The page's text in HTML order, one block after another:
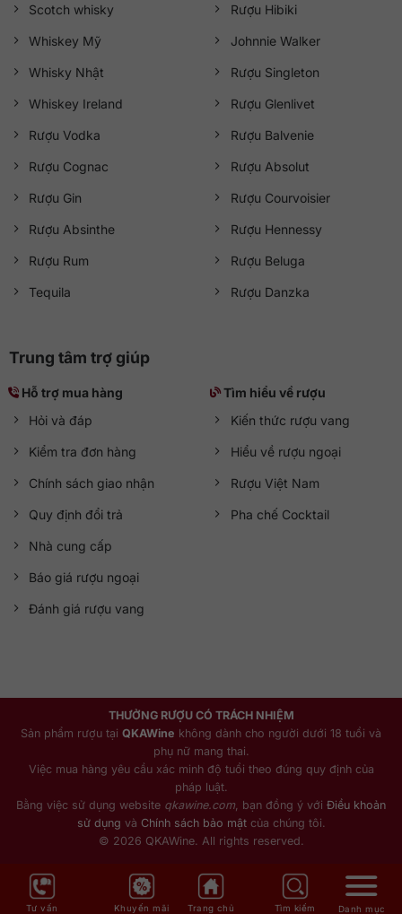
Scotch whisky
Whiskey Mỹ
Whisky Nhật
Whiskey Ireland
Rượu Vodka
Rượu Cognac
Rượu Gin
Rượu Absinthe
Rượu Rum
Tequila
Rượu Hibiki
Johnnie Walker
Rượu Singleton
Rượu Glenlivet
Rượu Balvenie
Rượu Absolut
Rượu Courvoisier
Rượu Hennessy
Rượu Beluga
Rượu Danzka
Trung tâm trợ giúp
Hỗ trợ mua hàng
Hỏi và đáp
Kiểm tra đơn hàng
Chính sách giao nhận
Quy định đổi trả
Nhà cung cấp
Báo giá rượu ngoại
Đánh giá rượu vang
Tìm hiểu về rượu
Kiến thức rượu vang
Hiểu về rượu ngoại
Rượu Việt Nam
Pha chế Cocktail
THƯỞNG RƯỢU CÓ TRÁCH NHIỆM
Sản phẩm rượu tại QKAWine không dành cho người dưới 18 tuổi và
phụ nữ mang thai.
Việc mua hàng yêu cầu xác minh độ tuổi theo đúng quy định của
pháp luật.
Bằng việc sử dụng website qkawine.com , bạn đồng ý với Điều khoản
sử dụng và Chính sách bảo mậtcủa chúng tôi.
© 2026 QKAWine. All rights reserved.
Tư vấn Khuyến mãi Trang chủ Tìm kiếm Danh mục